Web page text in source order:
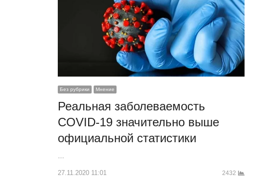
Без рубрики Мнение
Реальная заболеваемость
COVID-19 значительно выше
официальной статистики
27.11.2020 11:01 2432